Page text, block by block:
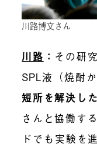
川路博文さん
川路 ： その研
SPL液（焼酎
短所を解決し
さんと協働す
ドでも実験を